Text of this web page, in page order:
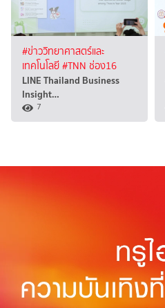
#ข่าววิทยาศาสตร์และ
เทคโนโลยี#TNN ช่อง16
LINE Thailand Business
Insight…
7